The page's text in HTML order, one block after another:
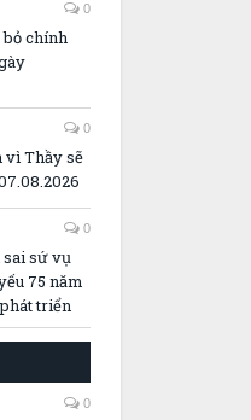
0
chính
0
vì Thầy sẽ
0
sứ vụ
75 năm
triển
0